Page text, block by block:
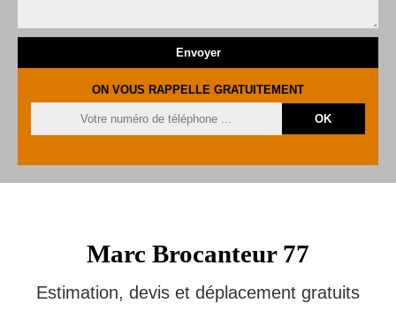
ON VOUS RAPPELLE GRATUITEMENT
Marc Brocanteur 77
Estimation, devis et déplacement gratuits